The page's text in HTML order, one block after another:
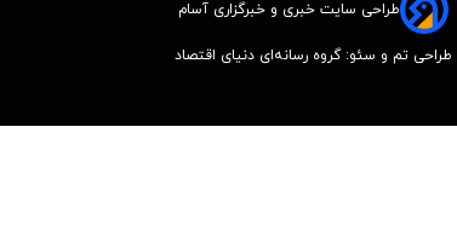
طراحی سایت خبری و خبرگزاری آسام
طراحی تم و سئو: گروه رسانه‌ای دنیای اقتصاد